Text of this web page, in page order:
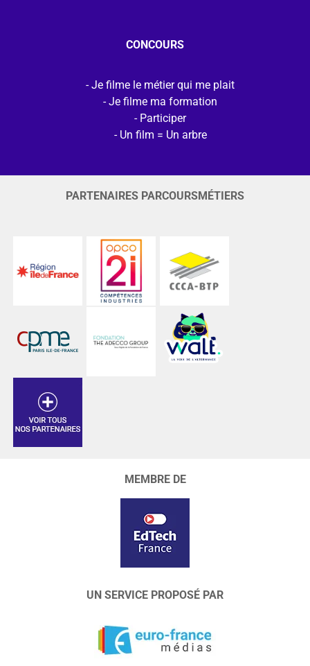
CONCOURS
Je filme le métier qui me plait
Je filme ma formation
Participer
Un film = Un arbre
PARTENAIRES PARCOURSMÉTIERS
MEMBRE DE
UN SERVICE PROPOSÉ PAR